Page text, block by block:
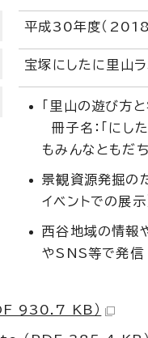
平成30年度（2018
宝塚にしたに里山
「里山の遊び方
冊子名：「にし
もみんなともだ
景観資源発掘の
イベントでの展示
西谷地域の情報
やSNS等で発信
930.7 KB）